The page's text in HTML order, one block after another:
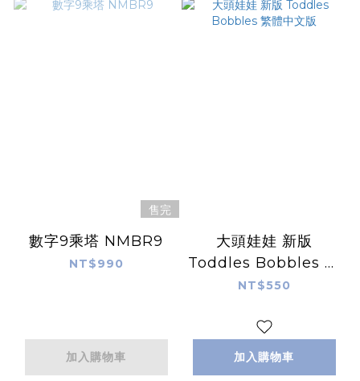
售完
數字9乘塔 NMBR9
NT$990
加入購物車
大頭娃娃 新版
Toddles Bobbles 繁
體中文版
NT$550
加入購物車